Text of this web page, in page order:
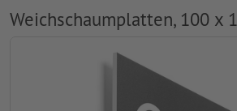
Weichschaumplatten, 100 x